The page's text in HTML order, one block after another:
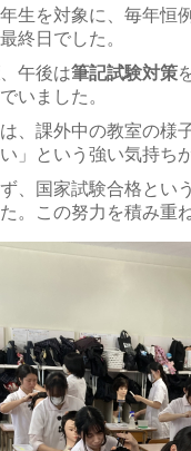
生を対象に、毎年恒
終日でした。
、午後は筆記試験対策
いました。
、課外中の教室の様
」という強い気持ち
、国家試験合格とい
。この努力を積み重